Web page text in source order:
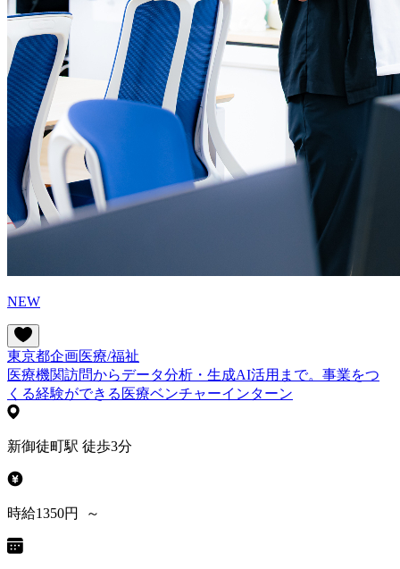
NEW
東京都企画医療/福祉
医療機関訪問からデータ分析・生成AI活用まで。事業をつ
くる経験ができる医療ベンチャーインターン
新御徒町駅 徒歩3分
時給1350円 ～